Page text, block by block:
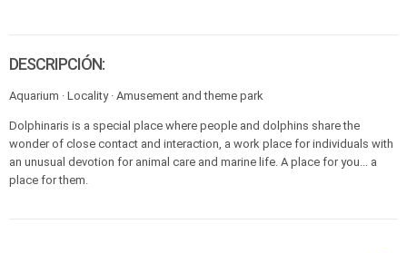
DESCRIPCIÓN:
Aquarium · Locality · Amusement and theme park
Dolphinaris is a special place where people and dolphins share the
wonder of close contact and interaction, a work place for individuals with
an unusual devotion for animal care and marine life. A place for you... a
place for them.